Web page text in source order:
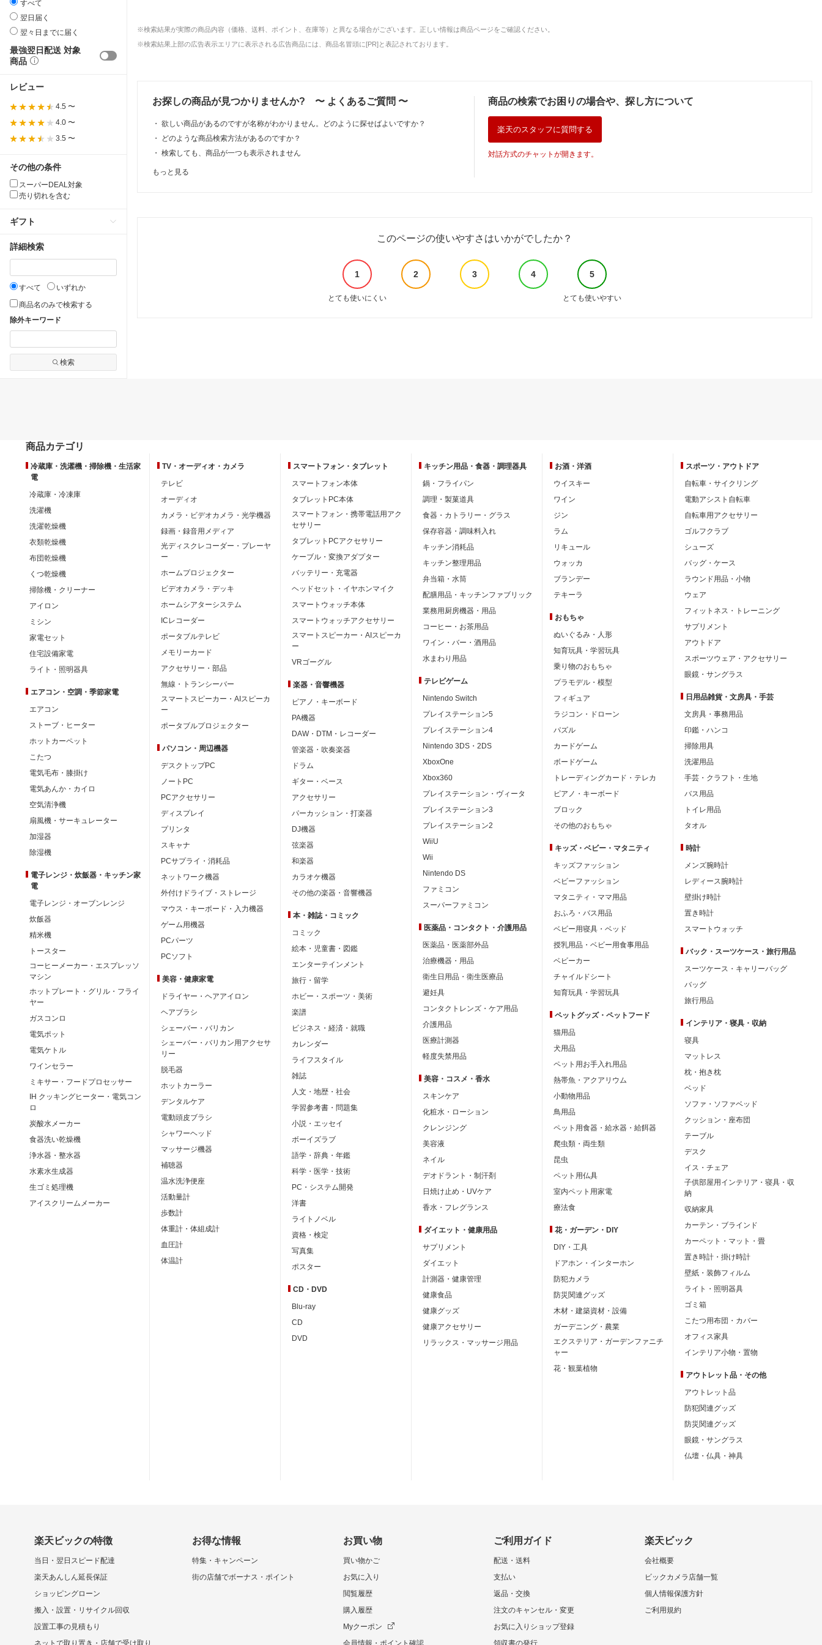
すべて
翌日届く
翌々日までに届く
最強翌日配送 対象
商品
レビュー
4.5 〜
4.0 〜
3.5 〜
その他の条件
スーパーDEAL対象
売り切れを含む
ギフト
詳細検索
すべて
いずれか
商品名のみで検索する
除外キーワード
検索
※検索結果が実際の商品内容（価格、送料、ポイント、在庫等）と異なる場合がございます。正しい情報は商品ページをご確認ください。
※検索結果上部の広告表示エリアに表示される広告商品には、商品名冒頭に[PR]と表記されております。
お探しの商品が見つかりませんか? 〜 よくあるご質問 〜
・ 欲しい商品があるのですが名称がわかりません。どのように探せばよいですか？
・
どのような商品検索方法があるのですか？
・ 検索しても、商品が一つも表示されません
もっと見る
商品の検索でお困りの場合や、探し方について
楽天のスタッフに質問する
対話方式のチャットが開きます。
このページの使いやすさはいかがでしたか？
1 2 3 4 5
とても使いにくい とても使いやすい
商品カテゴリ
冷蔵庫・洗濯機・掃除機・生活家
電
冷蔵庫・冷凍庫
洗濯機
洗濯乾燥機
衣類乾燥機
布団乾燥機
くつ乾燥機
掃除機・クリーナー
アイロン
ミシン
家電セット
住宅設備家電
ライト・照明器具
エアコン・空調・季節家電
エアコン
ストーブ・ヒーター
ホットカーペット
こたつ
電気毛布・膝掛け
電気あんか・カイロ
空気清浄機
扇風機・サーキュレーター
加湿器
除湿機
電子レンジ・炊飯器・キッチン家
電
電子レンジ・オーブンレンジ
炊飯器
精米機
トースター
コーヒーメーカー・エスプレッソ
マシン
ホットプレート・グリル・フライ
ヤー
ガスコンロ
電気ポット
電気ケトル
ワインセラー
ミキサー・フードプロセッサー
IH クッキングヒーター・電気コン
ロ
炭酸水メーカー
食器洗い乾燥機
浄水器・整水器
水素水生成器
生ゴミ処理機
アイスクリームメーカー
TV・オーディオ・カメラ
テレビ
オーディオ
カメラ・ビデオカメラ・光学機器
録画・録音用メディア
光ディスクレコーダー・プレーヤ
ー
ホームプロジェクター
ビデオカメラ・デッキ
ホームシアターシステム
ICレコーダー
ポータブルテレビ
メモリーカード
アクセサリー・部品
無線・トランシーバー
スマートスピーカー・AIスピーカ
ー
ポータブルプロジェクター
パソコン・周辺機器
デスクトップPC
ノートPC
PCアクセサリー
ディスプレイ
プリンタ
スキャナ
PCサプライ・消耗品
ネットワーク機器
外付けドライブ・ストレージ
マウス・キーボード・入力機器
ゲーム用機器
PCパーツ
PCソフト
美容・健康家電
ドライヤー・ヘアアイロン
ヘアブラシ
シェーバー・バリカン
シェーバー・バリカン用アクセサ
リー
脱毛器
ホットカーラー
デンタルケア
電動頭皮ブラシ
シャワーヘッド
マッサージ機器
補聴器
温水洗浄便座
活動量計
歩数計
体重計・体組成計
血圧計
体温計
スマートフォン・ タブレット
スマートフォン本体
タブレットPC本体
スマートフォン・携帯電話用アク
セサリー
タブレットPCアクセサリー
ケーブル・変換アダプター
バッテリー・充電器
ヘッドセット・イヤホンマイク
スマートウォッチ本体
スマートウォッチアクセサリー
スマートスピーカー・AIスピーカ
ー
VRゴーグル
楽器・音響機器
ピアノ・キーボード
PA機器
DAW・DTM・レコーダー
管楽器・吹奏楽器
ドラム
ギター・ベース
アクセサリー
パーカッション・打楽器
DJ機器
弦楽器
和楽器
カラオケ機器
その他の楽器・音響機器
本・雑誌・コミック
コミック
絵本・児童書・図鑑
エンターテインメント
旅行・留学
ホビー・スポーツ・美術
楽譜
ビジネス・経済・就職
カレンダー
ライフスタイル
雑誌
人文・地歴・社会
学習参考書・問題集
小説・エッセイ
ボーイズラブ
語学・辞典・年鑑
科学・医学・技術
PC・システム開発
洋書
ライトノベル
資格・検定
写真集
ポスター
CD・DVD
Blu-ray
CD
DVD
キッチン用品・ 食器・調理器具
鍋・フライパン
調理・製菓道具
食器・カトラリー・グラス
保存容器・調味料入れ
キッチン消耗品
キッチン整理用品
弁当箱・水筒
配膳用品・キッチンファブリック
業務用厨房機器・用品
コーヒー・お茶用品
ワイン・バー・酒用品
水まわり用品
テレビゲーム
Nintendo Switch
プレイステーション5
プレイステーション4
Nintendo 3DS・2DS
XboxOne
Xbox360
プレイステーション・ヴィータ
プレイステーション3
プレイステーション2
WiiU
Wii
Nintendo DS
ファミコン
スーパーファミコン
医薬品・コンタクト・介護用品
医薬品・医薬部外品
治療機器・用品
衛生日用品・衛生医療品
避妊具
コンタクトレンズ・ケア用品
介護用品
医療計測器
軽度失禁用品
美容・コスメ・香水
スキンケア
化粧水・ローション
クレンジング
美容液
ネイル
デオドラント・制汗剤
日焼け止め・UVケア
香水・フレグランス
ダイエット・ 健康用品
サプリメント
ダイエット
計測器・健康管理
健康食品
健康グッズ
健康アクセサリー
リラックス・マッサージ用品
お酒・洋酒
ウイスキー
ワイン
ジン
ラム
リキュール
ウォッカ
ブランデー
テキーラ
おもちゃ
ぬいぐるみ・人形
知育玩具・学習玩具
乗り物のおもちゃ
プラモデル・模型
フィギュア
ラジコン・ドローン
パズル
カードゲーム
ボードゲーム
トレーディングカード・テレカ
ピアノ・キーボード
ブロック
その他のおもちゃ
キッズ・ベビー・ マタニティ
キッズファッション
ベビーファッション
マタニティ・ママ用品
おふろ・バス用品
ベビー用寝具・ベッド
授乳用品・ベビー用食事用品
ベビーカー
チャイルドシート
知育玩具・学習玩具
ペットグッズ・ペットフード
猫用品
犬用品
ペット用お手入れ用品
熱帯魚・アクアリウム
小動物用品
鳥用品
ペット用食器・給水器・給餌器
爬虫類・両生類
昆虫
ペット用仏具
室内ペット用家電
療法食
花・ガーデン・DIY
DIY・工具
ドアホン・インターホン
防犯カメラ
防災関連グッズ
木材・建築資材・設備
ガーデニング・農業
エクステリア・ガーデンファニチ
ャー
花・観葉植物
スポーツ・ アウトドア
自転車・サイクリング
電動アシスト自転車
自転車用アクセサリー
ゴルフクラブ
シューズ
バッグ・ケース
ラウンド用品・小物
ウェア
フィットネス・トレーニング
サプリメント
アウトドア
スポーツウェア・アクセサリー
眼鏡・サングラス
日用品雑貨・文房具・手芸
文房具・事務用品
印鑑・ハンコ
掃除用具
洗濯用品
手芸・クラフト・生地
バス用品
トイレ用品
タオル
時計
メンズ腕時計
レディース腕時計
壁掛け時計
置き時計
スマートウォッチ
バック・スーツケース・旅行用品
スーツケース・キャリーバッグ
バッグ
旅行用品
インテリア・ 寝具・収納
寝具
マットレス
枕・抱き枕
ベッド
ソファ・ソファベッド
クッション・座布団
テーブル
デスク
イス・チェア
子供部屋用インテリア・寝具・収
納
収納家具
カーテン・ブラインド
カーペット・マット・畳
置き時計・掛け時計
壁紙・装飾フィルム
ライト・照明器具
ゴミ箱
こたつ用布団・カバー
オフィス家具
インテリア小物・置物
アウトレット品・ その他
アウトレット品
防犯関連グッズ
防災関連グッズ
眼鏡・サングラス
仏壇・仏具・神具
楽天ビックの特徴
当日・翌日スピード配達
楽天あんしん延長保証
ショッピングローン
搬入・設置・リサイクル回収
設置工事の見積もり
ネットで取り置き・店舗で受け取り
お得な情報
特集・キャンペーン
街の店舗でボーナス・ポイント
お買い物
買い物かご
お気に入り
閲覧履歴
購入履歴
Myクーポン
会員情報・ポイント確認
ご利用ガイド
配送・送料
支払い
返品・交換
注文のキャンセル・変更
お気に入りショップ登録
領収書の発行
楽天ビック
会社概要
ビックカメラ店舗一覧
個人情報保護方針
ご利用規約